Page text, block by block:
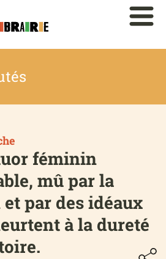
féminin
mû par la
par des idéaux
à la dureté